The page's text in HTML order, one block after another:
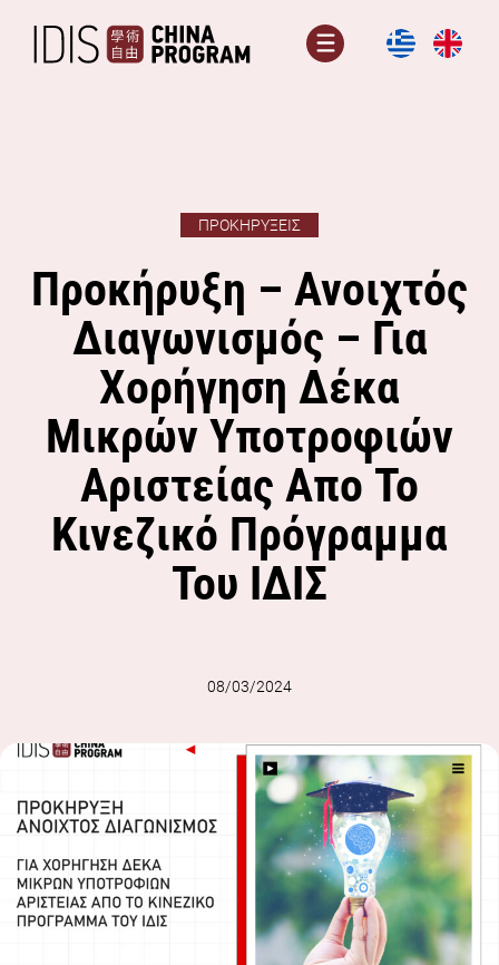
περιεχόμενο
Μενού
ΠΡΟΚΗΡΎΞΕΙΣ
Προκήρυξη – Ανοιχτός
Διαγωνισμός – Για
Χορήγηση Δέκα
Μικρών Υποτροφιών
Αριστείας Απο Το
Κινεζικό Πρόγραμμα
Του ΙΔΙΣ
08/03/2024